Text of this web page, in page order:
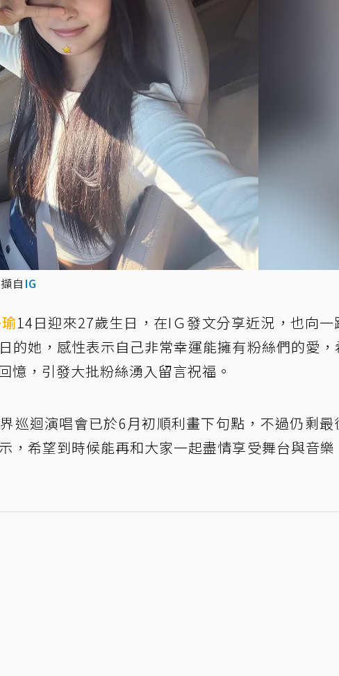
自 IG
14日迎來27歲生日，在IＧ發文分享近況，也向一
的她，感性表示自己非常幸運能擁有粉絲們的愛，
憶，引發大批粉絲湧入留言祝福。
巡迴演唱會已於6月初順利畫下句點，不過仍剩最
，希望到時候能再和大家一起盡情享受舞台與音樂